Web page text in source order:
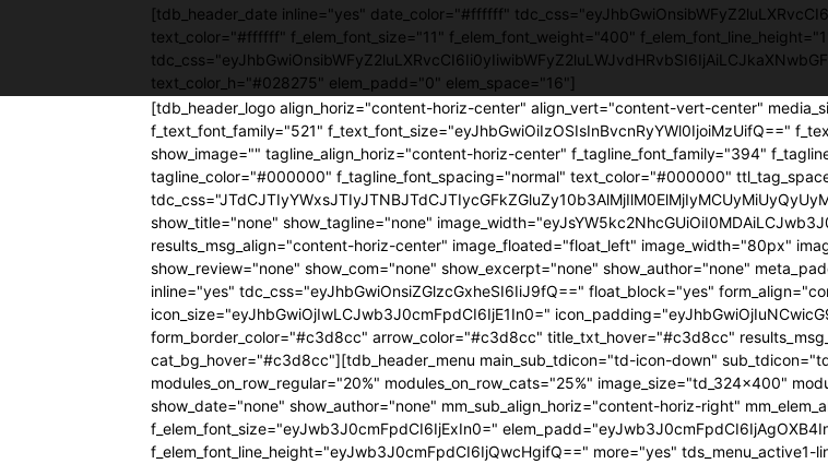
[tdb_header_date inline="yes" date_color="#ffffff"
text_color="#ffffff" f_elem_font_size="11" f_elem_font_weight="400" f_elem_font_line_height="1"
text_color_h="#028275" elem_padd="0" elem_space="16"]
[tdb_header_logo align_horiz="content-horiz-center" align_vert="content-vert-center"
f_text_font_family="521" f_text_font_size="eyJhbGwiOiIzOSIsInBvcnRyYWl0IjoiMzUifQ=="
show_image="" tagline_align_horiz="content-horiz-center" f_tagline_font_family="394"
tagline_color="#000000" f_tagline_font_spacing="normal" text_color="#000000"
show_title="none" show_tagline="none"
results_msg_align="content-horiz-center" image_floated="float_left" image_width="80px"
show_review="none" show_com="none" show_excerpt="none" show_author="none"
inline="yes" tdc_css="eyJhbGwiOnsiZGlzcGxheSI6IiJ9fQ==" float_block="yes"
icon_size="eyJhbGwiOjIwLCJwb3J0cmFpdCI6IjE1In0="
form_border_color="#c3d8cc" arrow_color="#c3d8cc" title_txt_hover="#c3d8cc"
cat_bg_hover="#c3d8cc"][tdb_header_menu main_sub_tdicon="td-icon-down"
modules_on_row_regular="20%" modules_on_row_cats="25%" image_size="td_324x400"
show_date="none" show_author="none" mm_sub_align_horiz="content-horiz-right"
f_elem_font_size="eyJwb3J0cmFpdCI6IjExIn0="
f_elem_font_line_height="eyJwb3J0cmFpdCI6IjQwcHgifQ==" more="yes" tds_menu_active1-